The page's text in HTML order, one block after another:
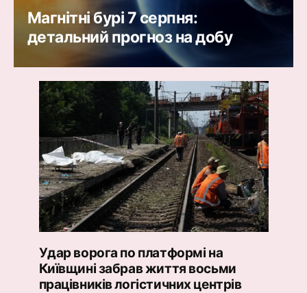
Магнітні бурі 7 серпня:
детальний прогноз на добу
Удар ворога по платформі на
Київщині забрав життя восьми
працівників логістичних центрів